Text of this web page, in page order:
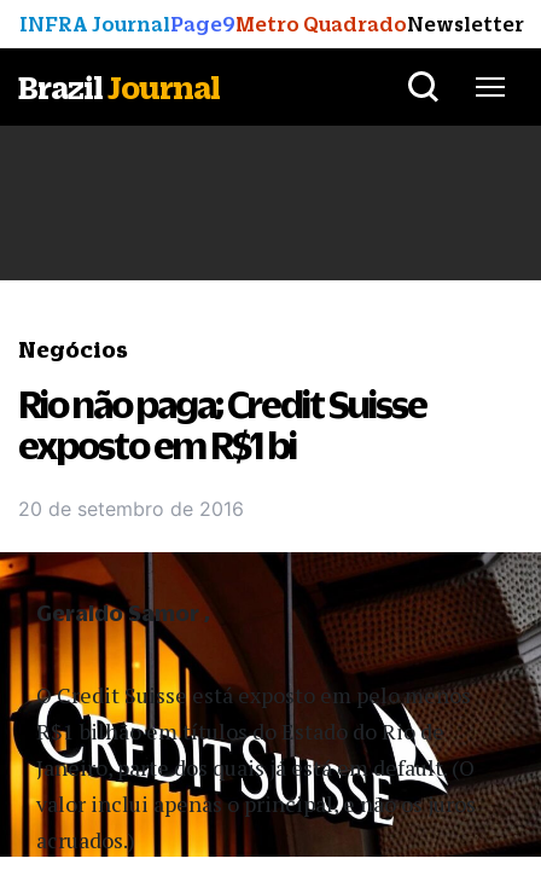
INFRA JournalPage9Metro QuadradoNewsletter
BrazilJournal
Negócios
Rio não paga; Credit Suisse
exposto em R$1 bi
20 de setembro de 2016
O Credit Suisse está exposto em pelo menos
R$1 bilhão em títulos do Estado do Rio de
Janeiro, parte dos quais já está em default. (O
valor inclui apenas o principal, e não os juros
acruados.)
Geraldo Samor